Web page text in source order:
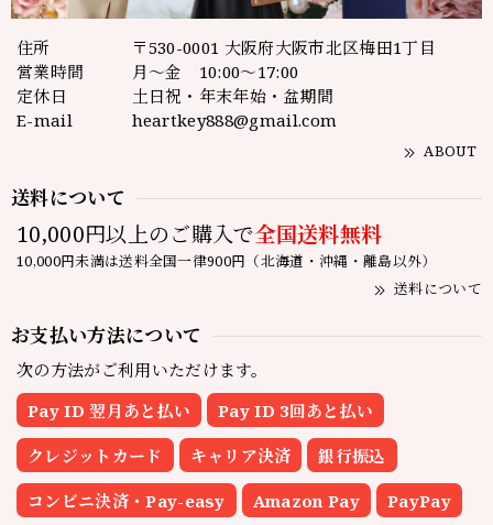
住所
〒530-0001 大阪府大阪市北区梅田1丁目
営業時間
月～金 10:00～17:00
定休日
土日祝・年末年始・盆期間
E-mail
heartkey888@gmail.com
ABOUT
送料について
10,000円以上のご購入で全国送料無料
10,000円未満は送料全国一律900円（北海道・沖縄・離島以外）
送料について
お支払い方法について
次の方法がご利用いただけます。
Pay ID 翌月あと払い
Pay ID 3回あと払い
クレジットカード キャリア決済 銀行振込
コンビニ決済・Pay-easy Amazon Pay PayPay